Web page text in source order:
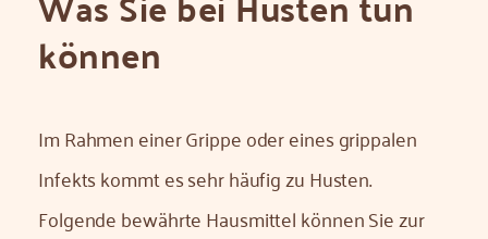
können
Im Rahmen einer Grippe oder eines grippalen
Infekts kommt es sehr häufig zu Husten.
Folgende bewährte Hausmittel können Sie zur